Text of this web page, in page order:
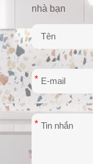
nhà bạn
*
*